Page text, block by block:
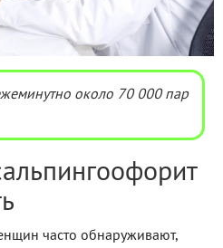
около 70 000 пар
часто обнаруживают,